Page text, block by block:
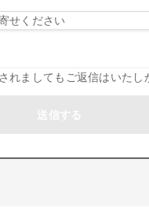
せください
れましてもご返信はいたし